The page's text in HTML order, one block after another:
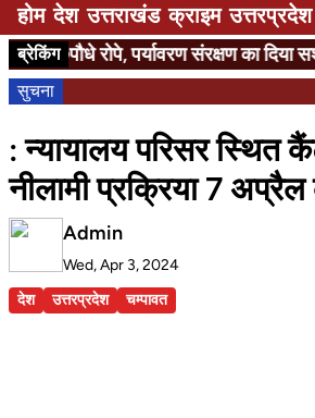
होम देश उत्तराखंड क्राइम उत्तरप्रदेश
ब्रेकिंगपौधे रोपे, पर्यावरण संरक्षण का दिया
सुचना
: न्यायालय परिसर स्थित
नीलामी प्रक्रिया 7 अप्रैल
Admin
Wed, Apr 3, 2024
देश
उत्तरप्रदेश चम्पावत